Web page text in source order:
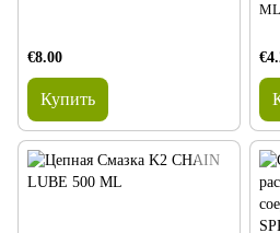
€8.00
Купить
ML